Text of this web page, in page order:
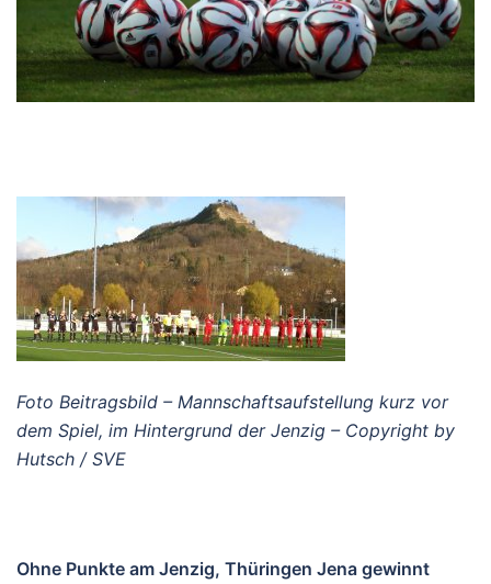
Foto Beitragsbild – Mannschaftsaufstellung kurz vor
dem Spiel, im Hintergrund der Jenzig – Copyright by
Hutsch / SVE
Ohne Punkte am Jenzig, Thüringen Jena gewinnt